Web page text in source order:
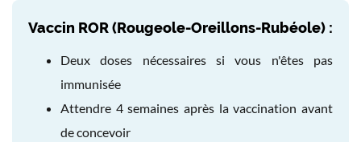
Vaccin ROR (Rougeole-Oreillons-Rubéole) :
Deux doses nécessaires si vous n'êtes pas
immunisée
Attendre 4 semaines après la vaccination avant
de concevoir